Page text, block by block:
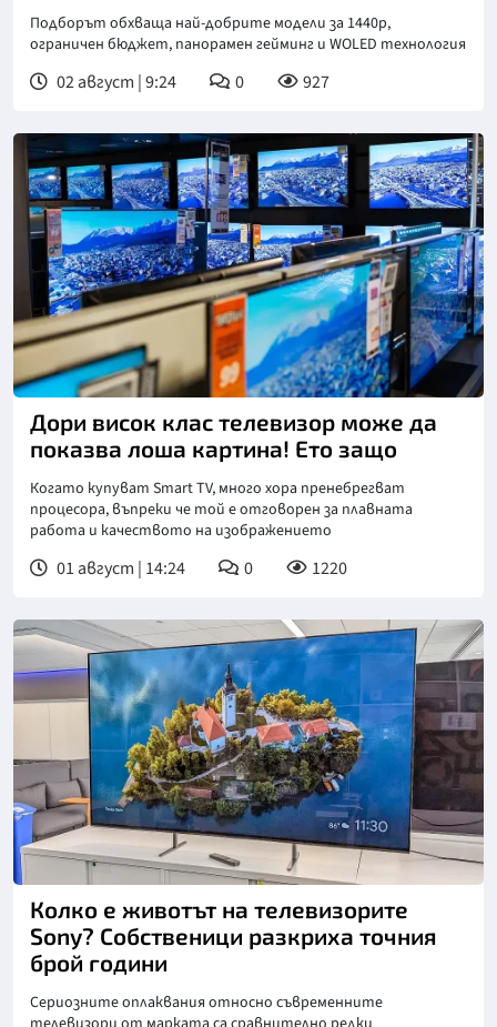
Подборът обхваща най-добрите модели за 1440p,
ограничен бюджет, панорамен гейминг и WOLED технология
02 август | 9:24 0 927
Дори висок клас телевизор може да
показва лоша картина! Ето защо
Когато купуват Smart TV, много хора пренебрегват
процесора, въпреки че той е отговорен за плавната
работа и качеството на изображението
01 август | 14:24 0 1220
Колко е животът на телевизорите
Sony? Собственици разкриха точния
брой години
Сериозните оплаквания относно съвременните